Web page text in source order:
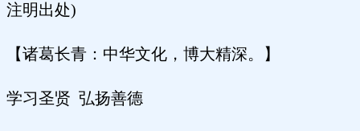
注明出处)
【诸葛长青：中华文化，博大精深。】
学习圣贤 弘扬善德